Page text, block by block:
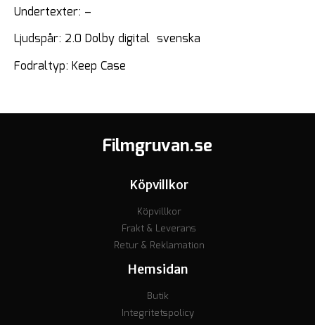
Undertexter: –
Ljudspår: 2.0 Dolby digital svenska
Fodraltyp: Keep Case
Filmgruvan.se
Köpvillkor
Köpvillkor
Frakt & Leverans
Retur & Reklamation
Hemsidan
Butik
Integritetspolicy